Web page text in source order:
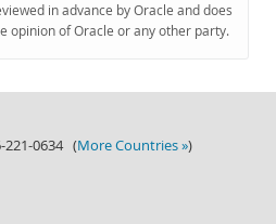
in advance by Oracle and does
opinion of Oracle or any other party.
221-0634 (More Countries »)